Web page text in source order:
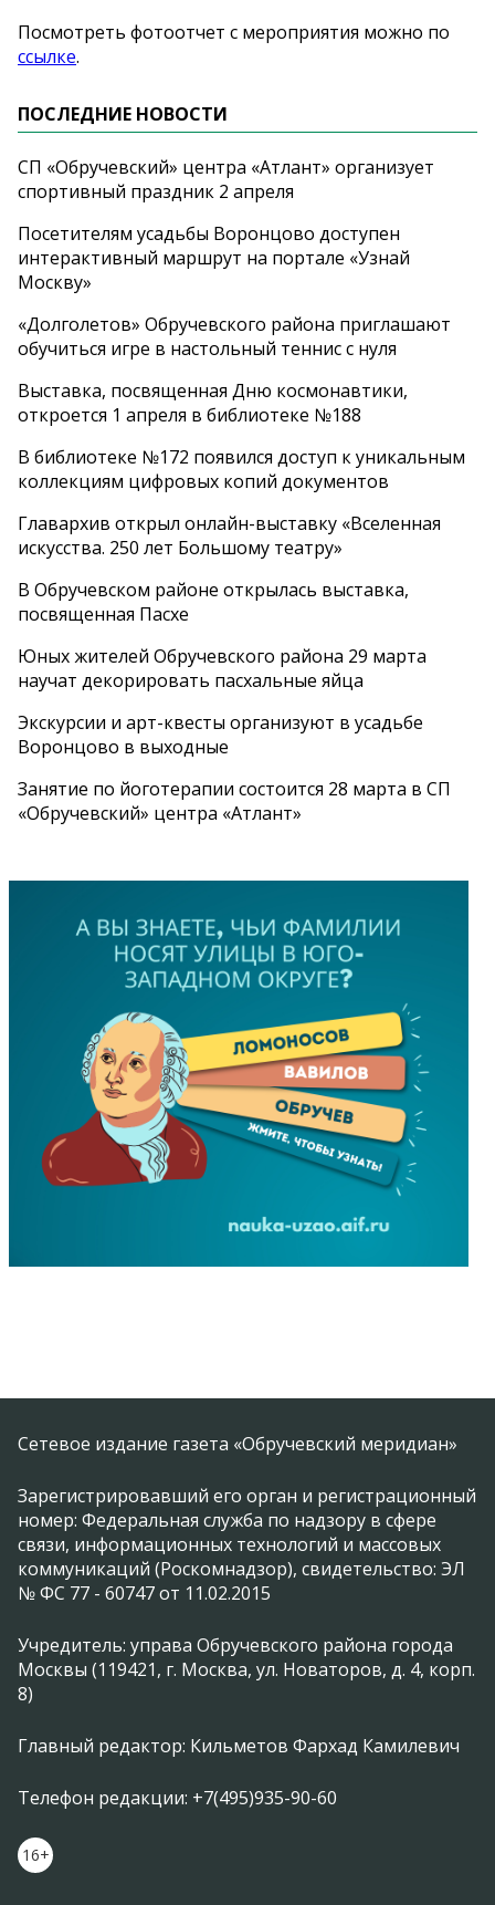
Посмотреть фотоотчет с мероприятия можно по
ссылке.
ПОСЛЕДНИЕ НОВОСТИ
СП «Обручевский» центра «Атлант» организует
спортивный праздник 2 апреля
Посетителям усадьбы Воронцово доступен
интерактивный маршрут на портале «Узнай
Москву»
«Долголетов» Обручевского района приглашают
обучиться игре в настольный теннис с нуля
Выставка, посвященная Дню космонавтики,
откроется 1 апреля в библиотеке №188
В библиотеке №172 появился доступ к уникальным
коллекциям цифровых копий документов
Главархив открыл онлайн-выставку «Вселенная
искусства. 250 лет Большому театру»
В Обручевском районе открылась выставка,
посвященная Пасхе
Юных жителей Обручевского района 29 марта
научат декорировать пасхальные яйца
Экскурсии и арт-квесты организуют в усадьбе
Воронцово в выходные
Занятие по йоготерапии состоится 28 марта в СП
«Обручевский» центра «Атлант»
Сетевое издание газета «Обручевский меридиан»
Зарегистрировавший его орган и регистрационный
номер: Федеральная служба по надзору в сфере
связи, информационных технологий и массовых
коммуникаций (Роскомнадзор), свидетельство: ЭЛ
№ ФС 77 - 60747 от 11.02.2015
Учредитель: управа Обручевского района города
Москвы (119421, г. Москва, ул. Новаторов, д. 4, корп.
8)
Главный редактор: Кильметов Фархад Камилевич
Телефон редакции: +7(495)935-90-60
16+